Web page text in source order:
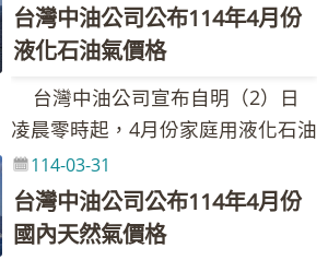
本週依油價公式及政府調降貨物稅
(汽、柴油每公升各共2元及1.5元)調
整國內油價，並持續以亞鄰國家最
低價及平穩措施運作，協助穩定國
內油價，114年累計至3月底止，台
灣中油共吸收約35.61億元。調價後
各式油品參考零售價格調幅及調整
金額如附表，實際零售價格以各營
價格各調漲0.4元。吸收金額如下
表： 吸收金額／每公升 政府調降貨
物稅 維持亞鄰國家最低價 平穩措施
合計 汽油 2.2 0.0 0.0 2.2 柴油 1.6
0.0 0.0 1.6 本週依油價公式及政
府調降貨物稅(汽、柴油每公升各共
2元及1.5元)調整國內油價，並持續
以亞鄰國家最低價及平穩措施運
則，汽、柴油每公升應各調降0.9元
及1.4元，已低於亞洲鄰近國家
鉛汽油低於30元，未達啟動平穩措
施門檻，國內汽、柴油實際每公升
價格各調降0.9元及1.4元。吸收金
額如下表： 吸收金額／每公升 政府
調降貨物稅 維持亞鄰國家最低價 平
無鉛汽油每公升28.8元、95無鉛汽
油每公升30.3元、98無鉛汽油每公
元。本週因平穩雙機制啟動，汽、
柴油各吸收1.5元及1.2元。 台灣
中油表示，本週國際油價下跌。浮
動油價調整原則調價指標7D3B週均
價跌0.11美元，新臺幣兌美元匯率
台灣中油公司公布114年4月份
液化石油氣價格
台灣中油公司宣布自明（2）日
凌晨零時起，4月份家庭用液化石油
氣(桶裝瓦斯)、工業用丙烷、丁烷、
混合丙丁烷及車用液化石油氣價格
皆不調整。 台灣中油表示，液化
台灣中油公司公布114年4月份
國內天然氣價格
114-03-31